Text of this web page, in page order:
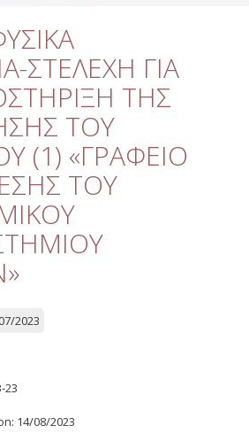
ΣΤΕΛΕΧΗ ΓΙΑ
ΤΗΣ
ΤΟΥ
(1) «ΓΡΑΦΕΙΟ
ΤΟΥ
2023
23
14/08/2023